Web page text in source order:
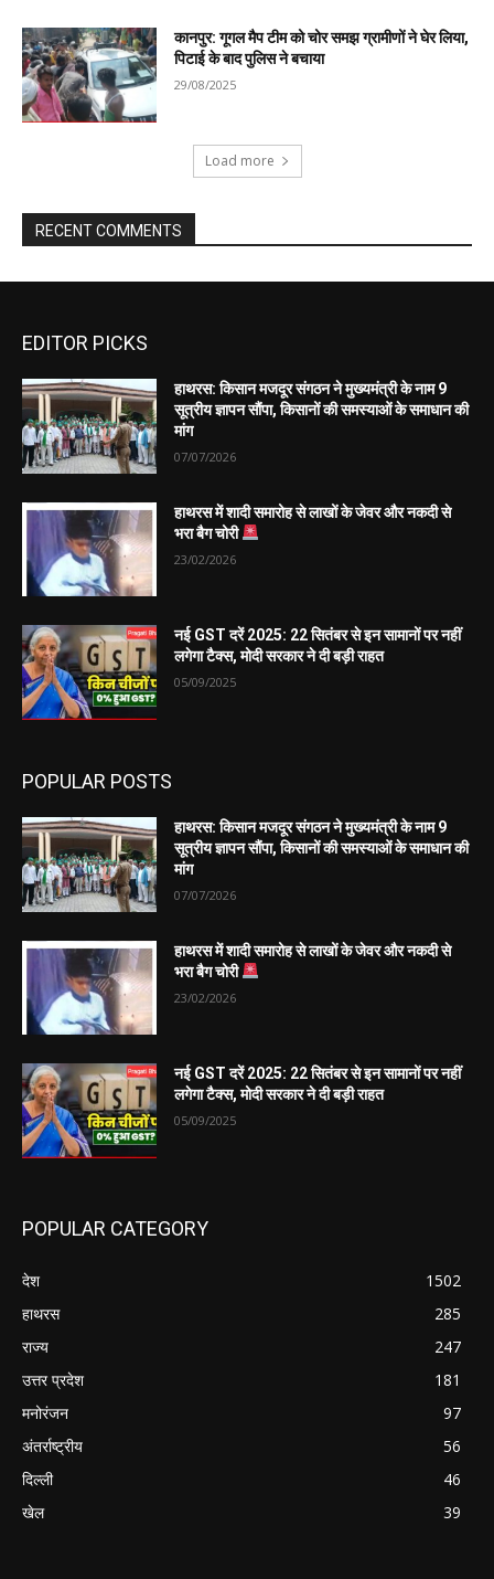
EDITOR PICKS
हाथरस: किसान मजदूर संगठन ने मुख्यमंत्री के नाम 9
सूत्रीय ज्ञापन सौंपा, किसानों की समस्याओं के समाधान की
मांग
07/07/2026
हाथरस में शादी समारोह से लाखों के जेवर और नकदी से
भरा बैग चोरी
23/02/2026
नई GST दरें 2025: 22 सितंबर से इन सामानों पर नहीं
लगेगा टैक्स, मोदी सरकार ने दी बड़ी राहत
05/09/2025
POPULAR POSTS
हाथरस: किसान मजदूर संगठन ने मुख्यमंत्री के नाम 9
सूत्रीय ज्ञापन सौंपा, किसानों की समस्याओं के समाधान की
मांग
07/07/2026
हाथरस में शादी समारोह से लाखों के जेवर और नकदी से
भरा बैग चोरी
23/02/2026
नई GST दरें 2025: 22 सितंबर से इन सामानों पर नहीं
लगेगा टैक्स, मोदी सरकार ने दी बड़ी राहत
05/09/2025
POPULAR CATEGORY
देश
1502
हाथरस
285
राज्य
247
उत्तर प्रदेश
181
मनोरंजन
97
अंतर्राष्ट्रीय
56
दिल्ली
46
खेल
39